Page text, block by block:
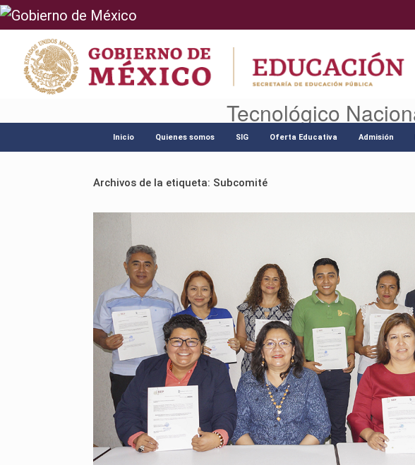
al
Tecnológico
Inicio Quienes somos SIG Oferta Educativa Admisión
Archivos de la etiqueta: Subcomité